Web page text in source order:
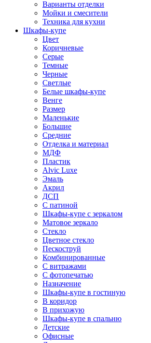
Варианты отделки
Мойки и смесители
Техника для кухни
Шкафы-купе
Цвет
Коричневые
Серые
Темные
Черные
Светлые
Белые шкафы-купе
Венге
Размер
Маленькие
Большие
Средние
Отделка и материал
МДФ
Пластик
Alvic Luxe
Эмаль
Акрил
ДСП
С патиной
Шкафы-купе с зеркалом
Матовое зеркало
Стекло
Цветное стекло
Пескоструй
Комбинированные
С витражами
С фотопечатью
Назначение
Шкафы-купе в гостиную
В коридор
В прихожую
Шкафы-купе в спальню
Детские
Офисные